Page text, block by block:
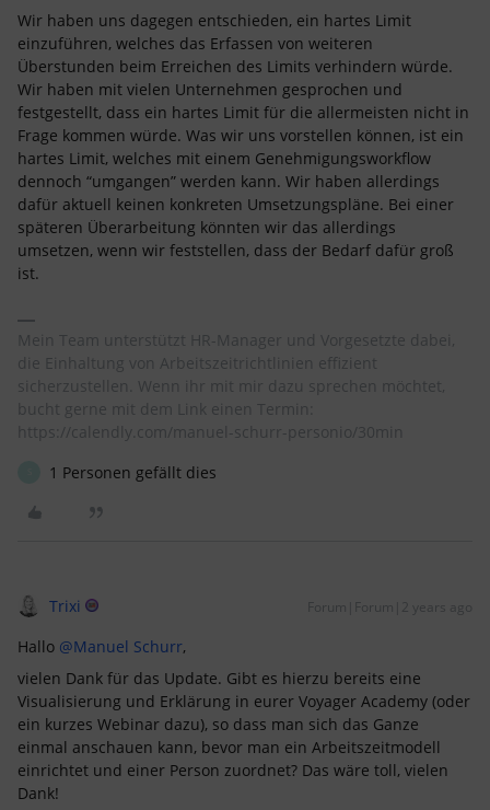
Wir haben uns dagegen entschieden, ein hartes Limit
einzuführen, welches das Erfassen von weiteren
Überstunden beim Erreichen des Limits verhindern würde.
Wir haben mit vielen Unternehmen gesprochen und
festgestellt, dass ein hartes Limit für die allermeisten nicht in
Frage kommen würde. Was wir uns vorstellen können, ist ein
hartes Limit, welches mit einem Genehmigungsworkflow
dennoch “umgangen” werden kann. Wir haben allerdings
dafür aktuell keinen konkreten Umsetzungspläne. Bei einer
späteren Überarbeitung könnten wir das allerdings
umsetzen, wenn wir feststellen, dass der Bedarf dafür groß
ist.
Mein Team unterstützt HR-Manager und Vorgesetzte dabei,
die Einhaltung von Arbeitszeitrichtlinien effizient
sicherzustellen. Wenn ihr mit mir dazu sprechen möchtet,
bucht gerne mit dem Link einen Termin:
https://calendly.com/manuel-schurr-personio/30min
1 Personen gefällt dies
Trixi Forum|Forum|2 years ago
Hallo @Manuel Schurr,
vielen Dank für das Update. Gibt es hierzu bereits eine
Visualisierung und Erklärung in eurer Voyager Academy (oder
ein kurzes Webinar dazu), so dass man sich das Ganze
einmal anschauen kann, bevor man ein Arbeitszeitmodell
einrichtet und einer Person zuordnet? Das wäre toll, vielen
Dank!